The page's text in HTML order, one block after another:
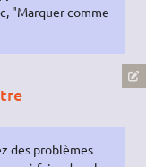
"Marquer comme
des problèmes